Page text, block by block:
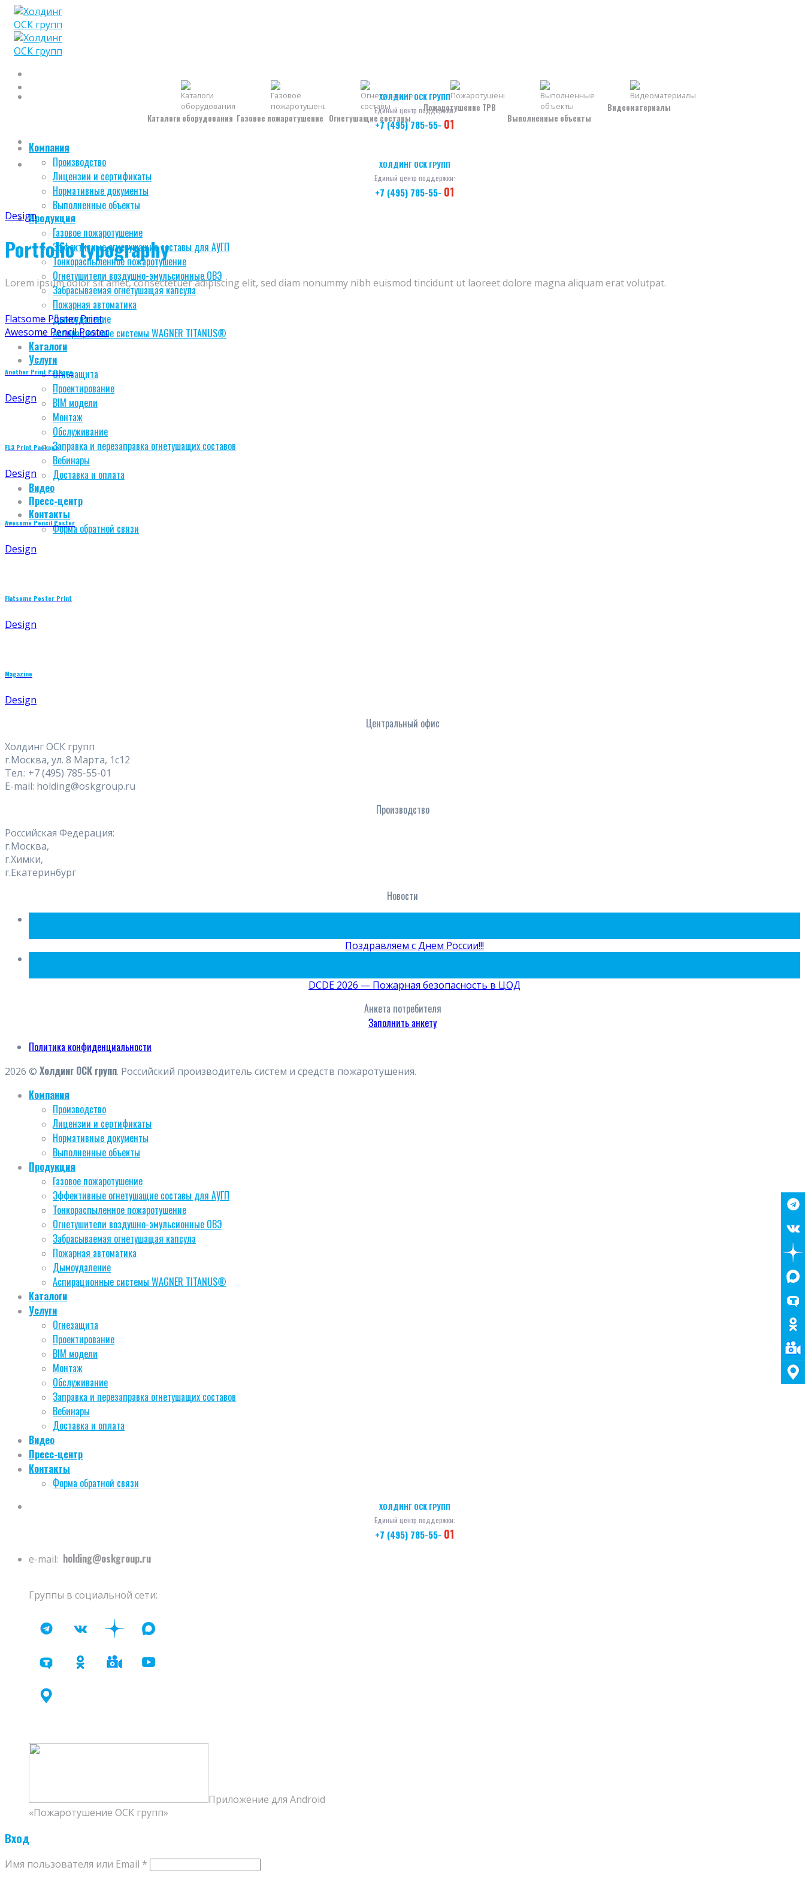
Skip
content
ХОЛДИНГ ОСК ГРУПП
Единый центр поддержки:
+7 (495) 785-55- 01
Компания
Производство
Лицензии и сертификаты
Нормативные документы
Выполненные объекты
Продукция
Газовое пожаротушение
Эффективные огнетушащие составы для АУГП
Тонкораспыленное пожаротушение
Огнетушители воздушно-эмульсионные ОВЭ
Забрасываемая огнетушащая капсула
Пожарная автоматика
Дымоудаление
Аспирационные системы WAGNER TITANUS®
Каталоги
Услуги
Огнезащита
Проектирование
BIM модели
Монтаж
Обслуживание
Заправка и перезаправка огнетушащих составов
Вебинары
Доставка и оплата
Видео
Пресс-центр
Контакты
Форма обратной связи
Каталоги оборудования Газовое пожаротушение Огнетушащие составы
Пожаротушение ТРВ
Выполненные объекты
Видеоматериалы
ХОЛДИНГ ОСК ГРУПП
Единый центр поддержки:
+7 (495) 785-55- 01
Design
Portfolio typography
Lorem ipsum dolor sit amet, consectetuer adipiscing elit, sed diam nonummy nibh euismod tincidunt ut laoreet dolore magna aliquam erat volutpat.
Flatsome Poster Print
Awesome Pencil Poster
Another Print Package
Design
FL3 Print Package
Design
Awesome Pencil Poster
Design
Flatsome Poster Print
Design
Magazine
Design
Центральный офис
Холдинг ОСК групп
г.Москва, ул. 8 Марта, 1с12
Тел.: +7 (495) 785-55-01
E-mail: holding@oskgroup.ru
Производство
Российская Федерация:
г.Москва,
г.Химки,
г.Екатеринбург
Новости
Поздравляем с Днем России!!!
DCDE 2026 — Пожарная безопасность в ЦОД
Анкета потребителя
Заполнить анкету
Политика конфиденциальности
2026 © Холдинг ОСК групп. Российский производитель систем и средств пожаротушения.
Компания
Производство
Лицензии и сертификаты
Нормативные документы
Выполненные объекты
Продукция
Газовое пожаротушение
Эффективные огнетушащие составы для АУГП
Тонкораспыленное пожаротушение
Огнетушители воздушно-эмульсионные ОВЭ
Забрасываемая огнетушащая капсула
Пожарная автоматика
Дымоудаление
Аспирационные системы WAGNER TITANUS®
Каталоги
Услуги
Огнезащита
Проектирование
BIM модели
Монтаж
Обслуживание
Заправка и перезаправка огнетушащих составов
Вебинары
Доставка и оплата
Видео
Пресс-центр
Контакты
Форма обратной связи
ХОЛДИНГ ОСК ГРУПП
Единый центр поддержки:
+7 (495) 785-55- 01
e-mail: holding@oskgroup.ru
Группы в социальной сети:
Приложение для Android
«Пожаротушение ОСК групп»
Вход
Имя пользователя или Email *